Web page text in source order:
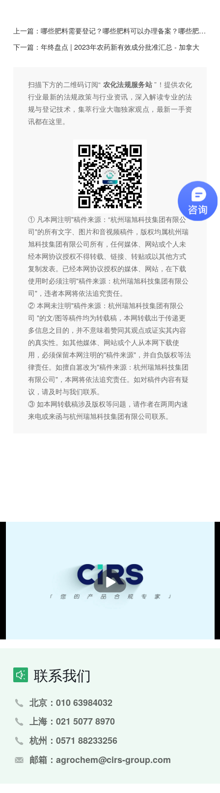
上一篇： 哪些肥料需要登记？哪些肥料可以办理备案？哪些肥料可以免于登记？
下一篇： 年终盘点 | 2023年农药新有效成分批准汇总 - 加拿大
扫描下方的二维码订阅“ 农化法规服务站 ”！提供农化
行业最新的法规政策与行业资讯，深入解读专业的法
规与登记技术，集萃行业大咖独家观点，最新一手资
讯都在这里。
① 凡本网注明"稿件来源：“杭州瑞旭科技集团有限公
司"的所有文字、图片和音视频稿件，版权均属杭州瑞
旭科技集团有限公司所有，任何媒体、网站或个人未
经本网协议授权不得转载、链接、转贴或以其他方式
复制发表。已经本网协议授权的媒体、网站，在下载
使用时必须注明"稿件来源：杭州瑞旭科技集团有限公
司"，违者本网将依法追究责任。
② 本网未注明"稿件来源：杭州瑞旭科技集团有限公
司 "的文/图等稿件均为转载稿，本网转载出于传递更
多信息之目的，并不意味着赞同其观点或证实其内容
的真实性。如其他媒体、网站或个人从本网下载使
用，必须保留本网注明的"稿件来源"，并自负版权等法
律责任。如擅自篡改为"稿件来源：杭州瑞旭科技集团
有限公司"，本网将依法追究责任。如对稿件内容有疑
议，请及时与我们联系。
③ 如本网转载稿涉及版权等问题，请作者在两周内速
来电或来函与杭州瑞旭科技集团有限公司联系。
播
放
联系我们
北京：010 63984032
上海：021 5077 8970
杭州：0571 88233256
邮箱：agrochem@cirs-group.com